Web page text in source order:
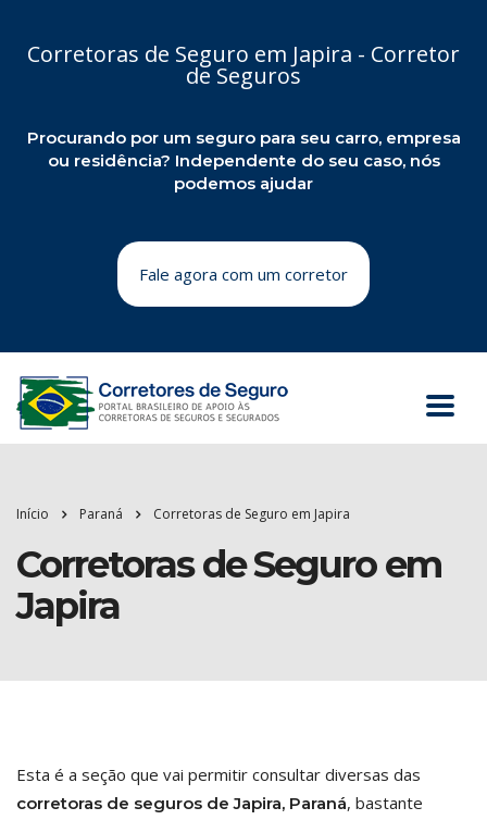
Corretoras de Seguro em Japira - Corretor
de Seguros
Procurando por um seguro para seu carro, empresa
ou residência? Independente do seu caso, nós
podemos ajudar
Fale agora com um corretor
Início Paraná Corretoras de Seguro em Japira
Corretoras de Seguro em
Japira
Esta é a seção que vai permitir consultar diversas das
corretoras de seguros de Japira, Paraná, bastante